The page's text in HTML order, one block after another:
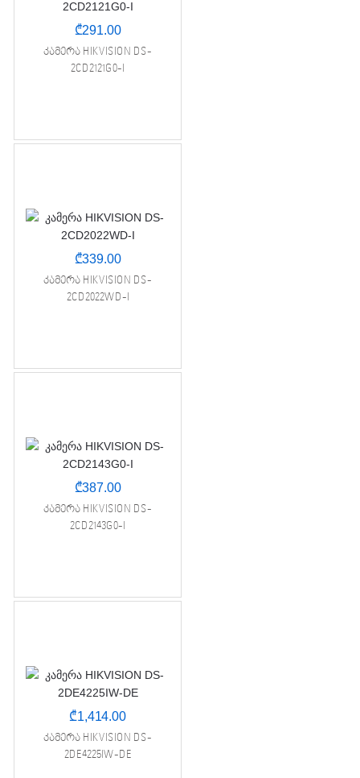
₾291.00
კამერა HIKVISION DS-
2CD2121G0-I
₾339.00
კამერა HIKVISION DS-
2CD2022WD-I
₾387.00
კამერა HIKVISION DS-
2CD2143G0-I
₾1,414.00
კამერა HIKVISION DS-
2DE4225IW-DE